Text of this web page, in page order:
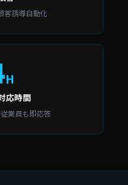
客誘導自動化
H
応時間
業員も即応答